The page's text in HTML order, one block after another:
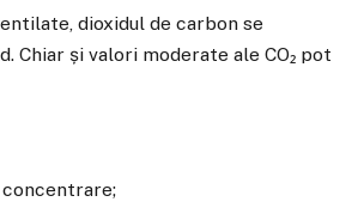
dioxidul de carbon se
Chiar și valori moderate ale CO₂ pot